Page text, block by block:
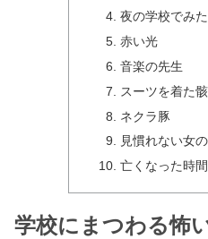
夜の学校でみ
赤い光
音楽の先生
スーツを着た
ネクラ豚
見慣れない女
亡くなった時間
学校にまつわる怖